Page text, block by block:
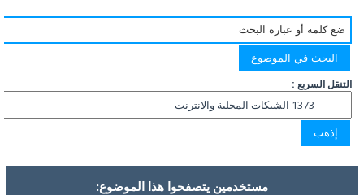
التنقل السريع :
مستخدمين يتصفحوا هذا الموضوع: